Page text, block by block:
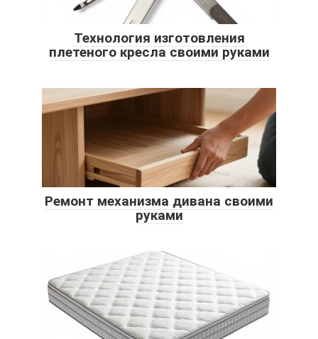
Технология изготовления
плетеного кресла своими руками
Ремонт механизма дивана своими
руками